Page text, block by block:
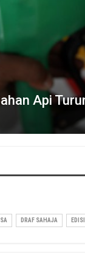
Api
DRAF SAHAJA